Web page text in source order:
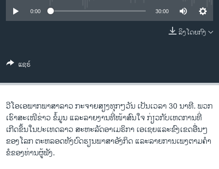
ຊຸມຊົນຊາວລາວ
ພາສາອັງກິດ
ວີດີໂອ
ລາຍການກະຈາຍສຽງ
ລາຍງານ
ຕິດຕາມພວກເຮົາ ທີ່
0:00 30:00
ລິງໂດຍກົງ
ແຊຣ໌
ວີ​ໂອ​ເອພາກ​ພາສາ​ລາວ​ ກະຈາຍສຽງ​ທຸກໆ​ວັນ ​ເປັນ​ເວລາ 30 ນາທີ. ພວກ​
ເຮົາ​ສະ​ເໜີຂ່າວ ຂໍ້​ມູນ ​ແລະ​ລາຍ​ງານ​ທີ່​ໜ້າ​ສົນ​ໃຈ ກ່ຽວກັບ​​ເຫດການ​​ທີ່​
ເກີດ​ຂຶ້ນ​ໃນ​ປະ​ເທດ​ລາວ ສະຫະລັດ​ອ​າ​ເມ​ຣິ​ກາ ​ເອ​ເຊຍ​ແລະ​ຂົງເຂດ​ອື່ນໆ​
ຂອງ​ໂລກ ຕະຫລອດ​ທັງ​ບົດຮຽນ​ພາສາ​ອັງກິດ ​ແລະ​ລາຍການ​ເພງ​ຕາມ​ຄຳ​
ຂໍ​ຂອງ​ທ່ານ​ຜູ້​ຟັງ.